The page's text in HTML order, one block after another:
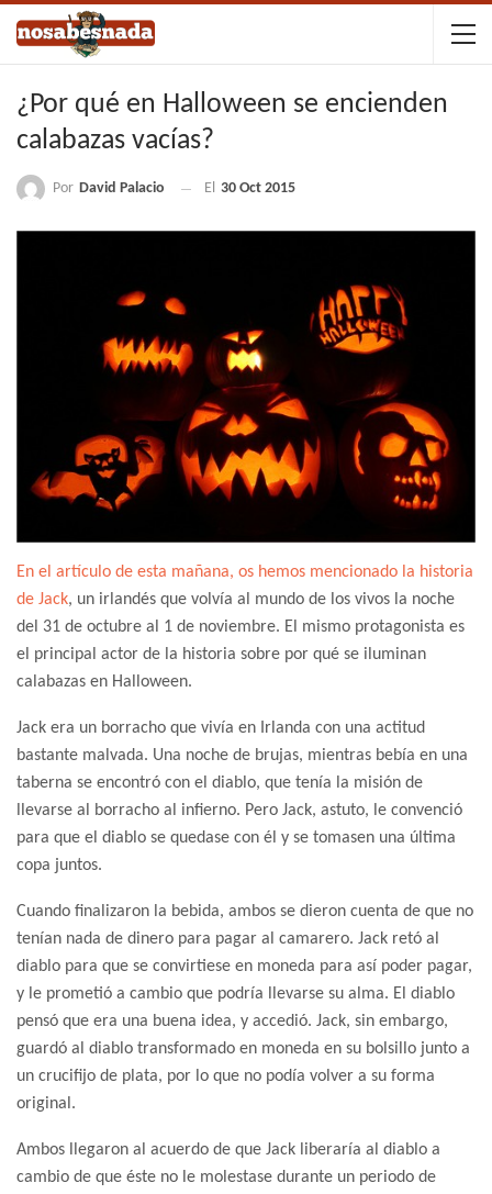
¿Por qué en Halloween se encienden
calabazas vacías?
Por David Palacio El 30 Oct 2015
En el artículo de esta mañana, os hemos mencionado la historia
de Jack, un irlandés que volvía al mundo de los vivos la noche
del 31 de octubre al 1 de noviembre. El mismo protagonista es
el principal actor de la historia sobre por qué se iluminan
calabazas en Halloween.
Jack era un borracho que vivía en Irlanda con una actitud
bastante malvada. Una noche de brujas, mientras bebía en una
taberna se encontró con el diablo, que tenía la misión de
llevarse al borracho al infierno. Pero Jack, astuto, le convenció
para que el diablo se quedase con él y se tomasen una última
copa juntos.
Cuando finalizaron la bebida, ambos se dieron cuenta de que no
tenían nada de dinero para pagar al camarero. Jack retó al
diablo para que se convirtiese en moneda para así poder pagar,
y le prometió a cambio que podría llevarse su alma. El diablo
pensó que era una buena idea, y accedió. Jack, sin embargo,
guardó al diablo transformado en moneda en su bolsillo junto a
un crucifijo de plata, por lo que no podía volver a su forma
original.
Ambos llegaron al acuerdo de que Jack liberaría al diablo a
cambio de que éste no le molestase durante un periodo de